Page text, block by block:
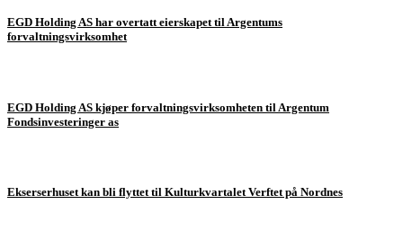
EGD Holding AS har overtatt eierskapet til Argentums
forvaltningsvirksomhet
EGD Holding AS kjøper forvaltningsvirksomheten til Argentum
Fondsinvesteringer as
Ekserserhuset kan bli flyttet til Kulturkvartalet Verftet på Nordnes